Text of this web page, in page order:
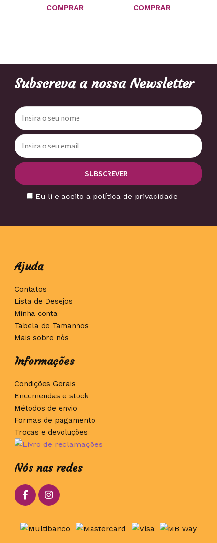
COMPRAR
COMPRAR
Subscreva a nossa Newsletter
Eu li e aceito a política de privacidade
Ajuda
Contatos
Lista de Desejos
Minha conta
Tabela de Tamanhos
Mais sobre nós
Informações
Condições Gerais
Encomendas e stock
Métodos de envio
Formas de pagamento
Trocas e devoluções
Nós nas redes